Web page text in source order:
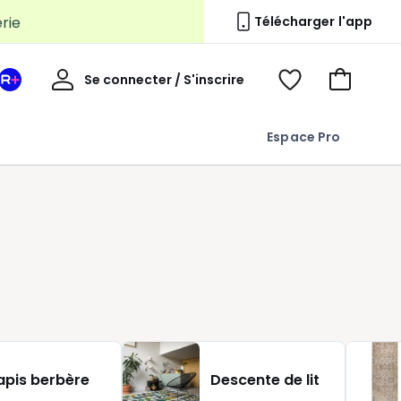
Télécharger l'app
Espace Pro
Mon
Se connecter / S'inscrire
Mon
Voir
Voir
berbère Descente de lit